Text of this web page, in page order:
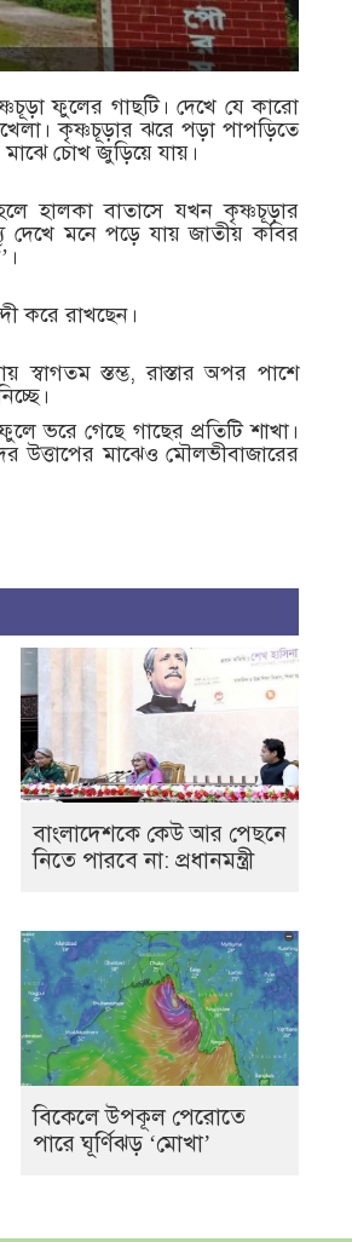
ফুলের গাছটি। দেখে যে কারো
কৃষ্ণচূড়ার ঝরে পড়া পাপড়িতে
চোখ জুড়িয়ে যায়।
হালকা বাতাসে যখন কৃষ্ণচূড়ার
মনে পড়ে যায় জাতীয় কবির
করে রাখছেন।
স্তম্ভ, রাস্তার অপর পাশে
ভরে গেছে গাছের প্রতিটি শাখা।
উত্তাপের মাঝেও মৌলভীবাজারের
বাংলাদেশকে কেউ আর পেছনে
নিতে পারবে না: প্রধানমন্ত্রী
বিকেলে উপকূল পেরোতে
পারে ঘূর্ণিঝড় ‘মোখা’